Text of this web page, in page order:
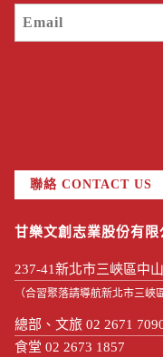
聯絡 CONTACT US
甘樂文創志業股份有限
237-41新北市三峽區中
（合習聚落請導航新北市三峽
總部、文旅 02 2671
食堂 02 2673 1857